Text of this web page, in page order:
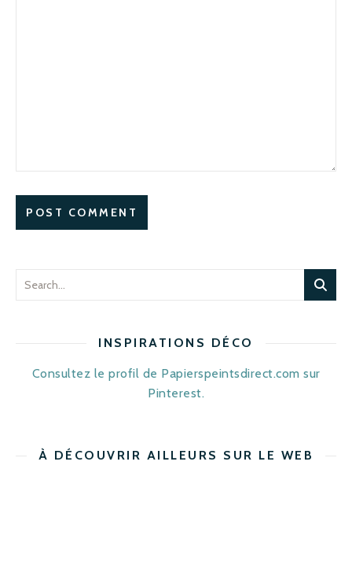
INSPIRATIONS DÉCO
Consultez le profil de Papierspeintsdirect.com sur
Pinterest.
À DÉCOUVRIR AILLEURS SUR LE WEB